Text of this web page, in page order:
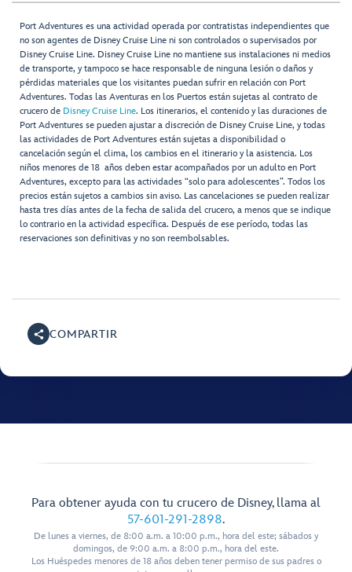
Port Adventures es una actividad operada por contratistas independientes que
no son agentes de Disney Cruise Line ni son controlados o supervisados por
Disney Cruise Line. Disney Cruise Line no mantiene sus instalaciones ni medios
de transporte, y tampoco se hace responsable de ninguna lesión o daños y
pérdidas materiales que los visitantes puedan sufrir en relación con Port
Adventures. Todas las Aventuras en los Puertos están sujetas al contrato de
crucero de Disney Cruise Line. Los itinerarios, el contenido y las duraciones de
Port Adventures se pueden ajustar a discreción de Disney Cruise Line, y todas
las actividades de Port Adventures están sujetas a disponibilidad o
cancelación según el clima, los cambios en el itinerario y la asistencia. Los
niños menores de 18 años deben estar acompañados por un adulto en Port
Adventures, excepto para las actividades “solo para adolescentes”. Todos los
precios están sujetos a cambios sin aviso. Las cancelaciones se pueden realizar
hasta tres días antes de la fecha de salida del crucero, a menos que se indique
lo contrario en la actividad específica. Después de ese período, todas las
reservaciones son definitivas y no son reembolsables.
COMPARTIR
Para obtener ayuda con tu crucero de Disney, llama al
57-601-291-2898.
De lunes a viernes, de 8:00 a.m. a 10:00 p.m., hora del este; sábados y
domingos, de 9:00 a.m. a 8:00 p.m., hora del este.
Los Huéspedes menores de 18 años deben tener permiso de sus padres o